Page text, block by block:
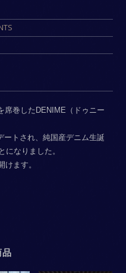
席巻したDENIME（ドゥニー
ートされ、純国産デニム生誕
になりました。
けます。
品